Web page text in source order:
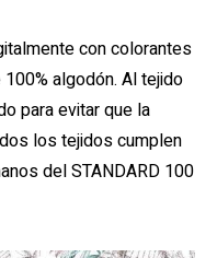
con colorantes
algodón. Al tejido
para evitar que la
los tejidos cumplen
del STANDARD 100